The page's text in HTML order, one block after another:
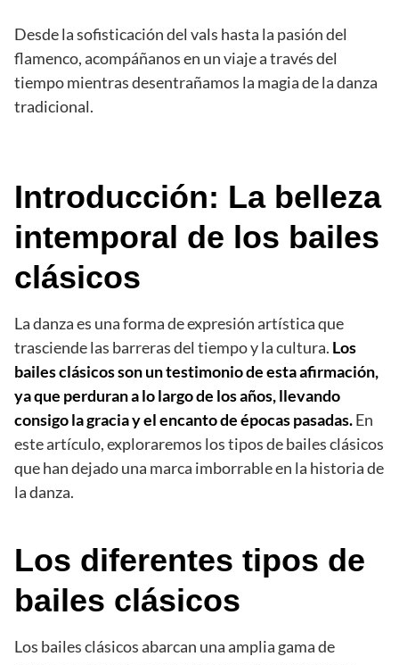
Desde la sofisticación del vals hasta la pasión del
flamenco, acompáñanos en un viaje a través del
tiempo mientras desentrañamos la magia de la danza
tradicional.
Introducción: La belleza
intemporal de los bailes
clásicos
La danza es una forma de expresión artística que
trasciende las barreras del tiempo y la cultura. Los
bailes clásicos son un testimonio de esta afirmación,
ya que perduran a lo largo de los años, llevando
consigo la gracia y el encanto de épocas pasadas.En
este artículo, exploraremos los tipos de bailes clásicos
que han dejado una marca imborrable en la historia de
la danza.
Los diferentes tipos de
bailes clásicos
Los bailes clásicos abarcan una amplia gama de